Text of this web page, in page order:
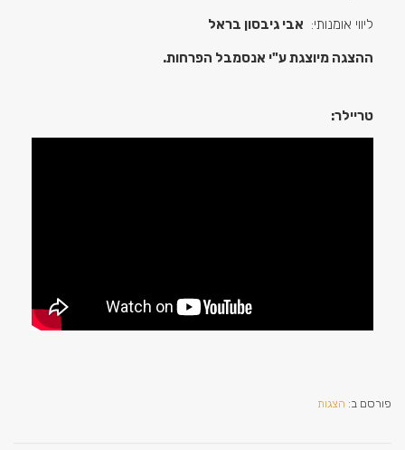
ליווי אומנותי: אבי גיבסון בראל
ההצגה מיוצגת ע"י אנסמבל הפרחות.
טריילר:
פורסם ב: הצגות